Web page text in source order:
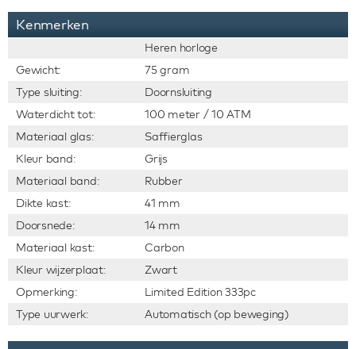
Kenmerken
Heren horloge
Gewicht:
75 gram
Type sluiting:
Doornsluiting
Waterdicht tot:
100 meter / 10 ATM
Materiaal glas:
Saffierglas
Kleur band:
Grijs
Materiaal band:
Rubber
Dikte kast:
41 mm
Doorsnede:
14 mm
Materiaal kast:
Carbon
Kleur wijzerplaat:
Zwart
Opmerking:
Limited Edition 333pc
Type uurwerk:
Automatisch (op beweging)